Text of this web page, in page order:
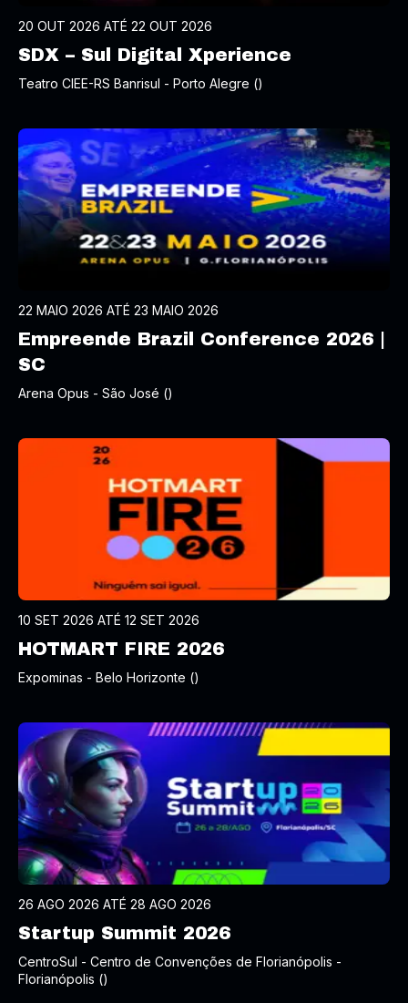
20 OUT 2026 ATÉ 22 OUT 2026
SDX – Sul Digital Xperience
Teatro CIEE-RS Banrisul - Porto Alegre ()
22 MAIO 2026 ATÉ 23 MAIO 2026
Empreende Brazil Conference 2026 |
SC
Arena Opus - São José ()
10 SET 2026 ATÉ 12 SET 2026
HOTMART FIRE 2026
Expominas - Belo Horizonte ()
26 AGO 2026 ATÉ 28 AGO 2026
Startup Summit 2026
CentroSul - Centro de Convenções de Florianópolis -
Florianópolis ()